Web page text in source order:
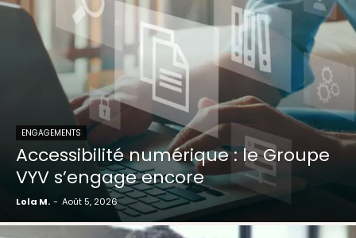
ENGAGEMENTS
Accessibilité numérique : le Groupe
VYV s’engage encore
Lola M. - Août 5, 2026